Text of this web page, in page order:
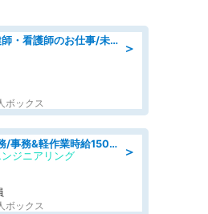
＞
社団法人での保健師・看護師のお仕事/未経験OK/要資格:普通免許、保健師、正看護師
ボックス
＞
一般事務・OA事務/事務&軽作業時給1500円土日祝休み各種社保完備
ジニアリング
ボックス